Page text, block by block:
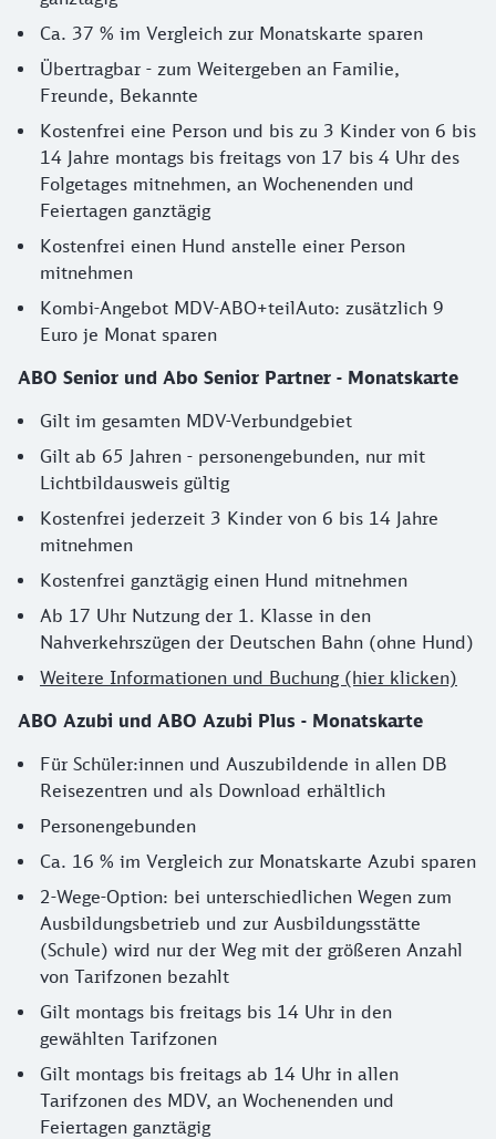
Ca. 37 % im Vergleich zur Monatskarte sparen
Übertragbar - zum Weitergeben an Familie,
Freunde, Bekannte
Kostenfrei eine Person und bis zu 3 Kinder von 6 bis
14 Jahre montags bis freitags von 17 bis 4 Uhr des
Folgetages mitnehmen, an Wochenenden und
Feiertagen ganztägig
Kostenfrei einen Hund anstelle einer Person
mitnehmen
Kombi-Angebot MDV-ABO+teilAuto: zusätzlich 9
Euro je Monat sparen
ABO Senior und Abo Senior Partner - Monatskarte
Gilt im gesamten MDV-Verbundgebiet
Gilt ab 65 Jahren - personengebunden, nur mit
Lichtbildausweis gültig
Kostenfrei jederzeit 3 Kinder von 6 bis 14 Jahre
mitnehmen
Kostenfrei ganztägig einen Hund mitnehmen
Ab 17 Uhr Nutzung der 1. Klasse in den
Nahverkehrszügen der Deutschen Bahn (ohne Hund)
Weitere Informationen und Buchung (hier klicken)
ABO Azubi und ABO Azubi Plus - Monatskarte
Für Schüler:innen und Auszubildende in allen DB
Reisezentren und als Download erhältlich
Personengebunden
Ca. 16 % im Vergleich zur Monatskarte Azubi sparen
2-Wege-Option: bei unterschiedlichen Wegen zum
Ausbildungsbetrieb und zur Ausbildungsstätte
(Schule) wird nur der Weg mit der größeren Anzahl
von Tarifzonen bezahlt
Gilt montags bis freitags bis 14 Uhr in den
gewählten Tarifzonen
Gilt montags bis freitags ab 14 Uhr in allen
Tarifzonen des MDV, an Wochenenden und
Feiertagen ganztägig